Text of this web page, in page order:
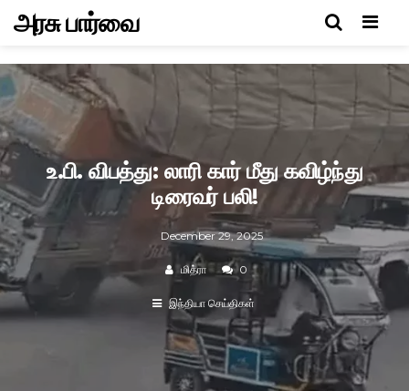
Menu
அரசு பார்வை
உ.பி. விபத்து: லாரி கார் மீது கவிழ்ந்து
டிரைவர் பலி!
December 29, 2025
மித்ரா 0
இந்தியா செய்திகள்